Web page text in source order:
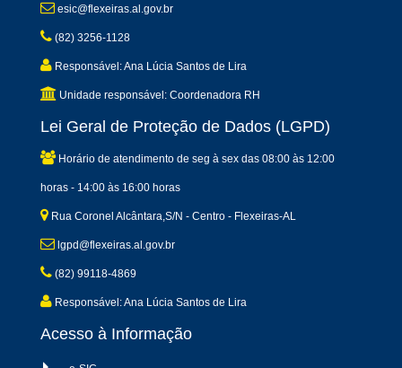
esic@flexeiras.al.gov.br
(82) 3256-1128
Responsável: Ana Lúcia Santos de Lira
Unidade responsável: Coordenadora RH
Lei Geral de Proteção de Dados (LGPD)
Horário de atendimento de seg à sex das 08:00 às 12:00
horas - 14:00 às 16:00 horas
Rua Coronel Alcântara,S/N - Centro - Flexeiras-AL
lgpd@flexeiras.al.gov.br
(82) 99118-4869
Responsável: Ana Lúcia Santos de Lira
Acesso à Informação